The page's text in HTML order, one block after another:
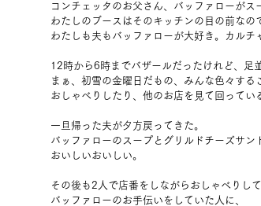
コンチェッタのお父さん、バッファローがス
わたしのブースはそのキッチンの目の前なの
わたしも夫もバッファローが大好き。カルチ
12時から6時までバザールだったけれど、足
まぁ、初雪の金曜日だもの、みんな色々する
おしゃべりしたり、他のお店を見て回ってい
一旦帰った夫が夕方戻ってきた。
バッファローのスープとグリルドチーズサン
おいしいおいしい。
その後も2人で店番をしながらおしゃべりして
バッファローのお手伝いをしていた人に、